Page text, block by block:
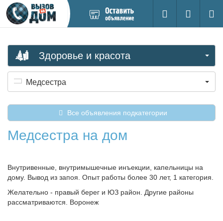
новое
Поиск
Вход на
Здоровье и красота
Медсестра
Все объявления подкатегории
Медсестра на дом
Внутривенные, внутримышечные инъекции, капельницы на
дому. Вывод из запоя. Опыт работы более 30 лет, 1 категория.
Желательно - правый берег и ЮЗ район. Другие районы
рассматриваются. Воронеж